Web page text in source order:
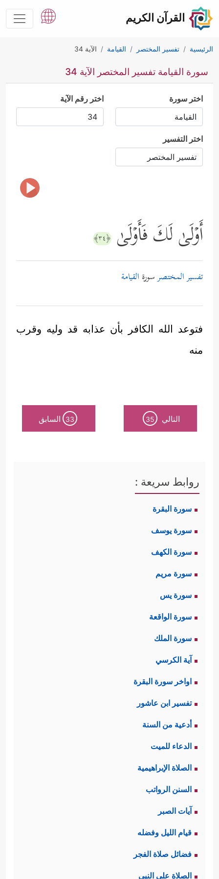
القرآن الكريم
الرئيسية تفسير المختصر القيامة الآية 34
سورة القيامة تفسير المختصر الآية 34
اختر سورة اختر رقم الآية
اختر التفسير
أَوۡلَىٰ لَكَ فَأَوۡلَىٰ ﴿٣٤﴾
تفسير المختصرسورة القيامة
فتوعد الله الكافر بأن عذابه قد وليه وقرب
منه
التالي 35
33 السابق
روابط سريعة :
سورة البقرة
سورة يوسف
سورة الكهف
سورة مريم
سورة يس
سورة الواقعة
سورة الملك
آية الكرسي
اواخر سورة البقرة
تفسير ابن عاشور
أدعية من السنة
الدعاء للميت
الصلاة الإبراهيمية
السنن الرواتب
آيات الصبر
قيام الليل وفضله
فضائل صلاة الفجر
الصلاة على النبي